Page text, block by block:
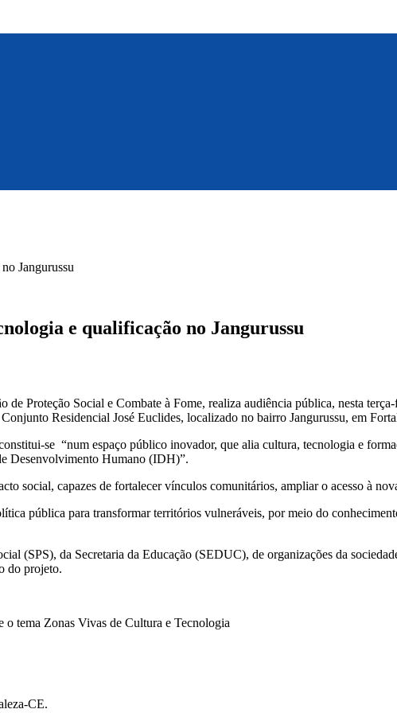
Jangurussu
e qualificação no Jangurussu
Proteção Social e Combate à Fome, realiza audiência pública, nesta
Residencial José Euclides, localizado no bairro Jangurussu, em
se “num espaço público inovador, que alia cultura, tecnologia e
Desenvolvimento Humano (IDH)”.
social, capazes de fortalecer vínculos comunitários, ampliar o acesso à
pública para transformar territórios vulneráveis, por meio do
(SPS), da Secretaria da Educação (SEDUC), de organizações da
do projeto.
o tema Zonas Vivas de Cultura e Tecnologia
CE.